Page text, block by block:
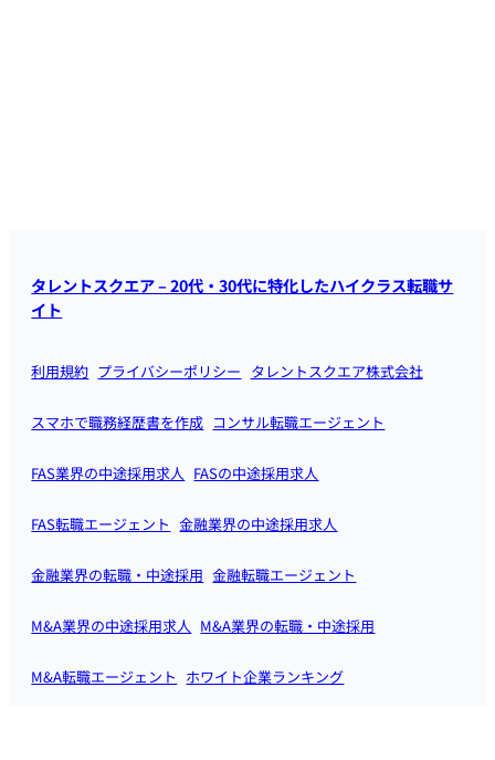
タレントスクエア – 20代・30代に特化したハイクラス転職サ
イト
利用規約 プライバシーポリシー タレントスクエア株式会社
スマホで職務経歴書を作成 コンサル転職エージェント
FAS業界の中途採用求人 FASの中途採用求人
FAS転職エージェント 金融業界の中途採用求人
金融業界の転職・中途採用 金融転職エージェント
M&A業界の中途採用求人 M&A業界の転職・中途採用
M&A転職エージェント ホワイト企業ランキング